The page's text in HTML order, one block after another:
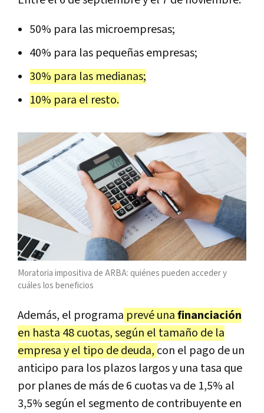
50% para las microempresas;
40% para las pequeñas empresas;
30% para las medianas;
10% para el resto.
Moratoria impositiva de ARBA: quiénes pueden acceder y
cuáles los beneficios
Además, el programa prevé unafinanciación
en hasta 48 cuotas, según el tamaño de la
empresa y el tipo de deuda, con el pago de un
anticipo para los plazos largos y una tasa que
por planes de más de 6 cuotas va de 1,5% al
3,5% según el segmento de contribuyente en